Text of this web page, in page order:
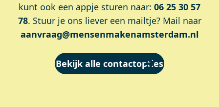
kunt ook een appje sturen naar: 06 25 30 57
78. Stuur je ons liever een mailtje? Mail naar
aanvraag@mensenmakenamsterdam.nl
Bekijk alle contactopties